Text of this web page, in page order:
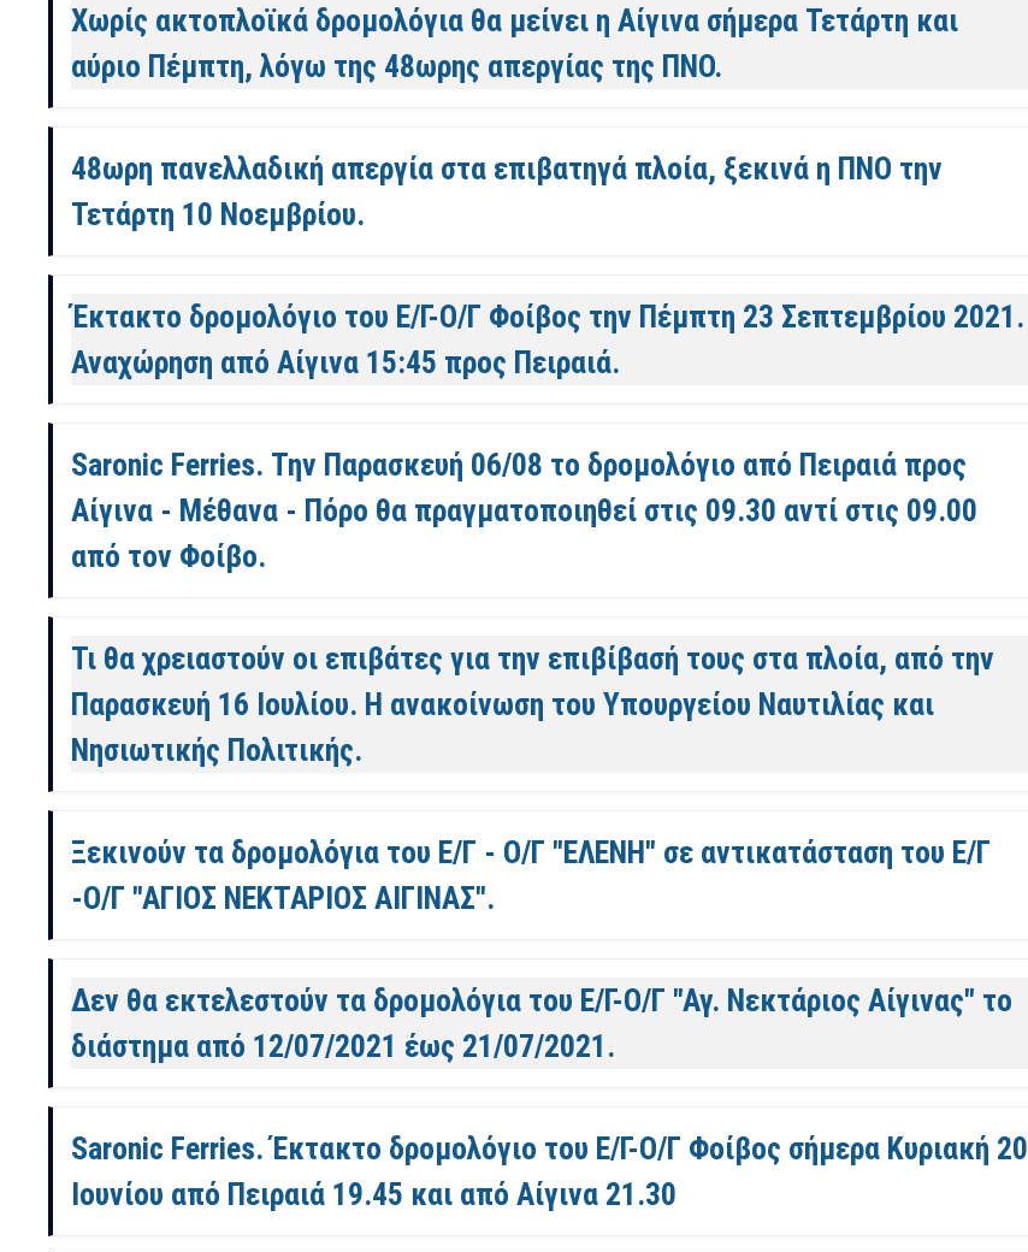
Χωρίς ακτοπλοϊκά δρομολόγια θα μείνει η Αίγινα σήμερα Τετάρτη και
αύριο Πέμπτη, λόγω της 48ωρης απεργίας της ΠΝΟ.
48ωρη πανελλαδική απεργία στα επιβατηγά πλοία, ξεκινά η ΠΝΟ την
Τετάρτη 10 Νοεμβρίου.
Έκτακτο δρομολόγιο του Ε/Γ-Ο/Γ Φοίβος την Πέμπτη 23 Σεπτεμβρίου 2021.
Αναχώρηση από Αίγινα 15:45 προς Πειραιά.
Saronic Ferries. Την Παρασκευή 06/08 το δρομολόγιο από Πειραιά προς
Αίγινα - Μέθανα - Πόρο θα πραγματοποιηθεί στις 09.30 αντί στις 09.00
από τον Φοίβο.
Τι θα χρειαστούν οι επιβάτες για την επιβίβασή τους στα πλοία, από την
Παρασκευή 16 Ιουλίου. Η ανακοίνωση του Υπουργείου Ναυτιλίας και
Νησιωτικής Πολιτικής.
Ξεκινούν τα δρομολόγια του Ε/Γ - Ο/Γ "ΕΛΕΝΗ" σε αντικατάσταση του Ε/Γ
-Ο/Γ "ΑΓΙΟΣ ΝΕΚΤΑΡΙΟΣ ΑΙΓΙΝΑΣ".
Δεν θα εκτελεστούν τα δρομολόγια του Ε/Γ-Ο/Γ "Αγ. Νεκτάριος Αίγινας" το
διάστημα από 12/07/2021 έως 21/07/2021.
Saronic Ferries. Έκτακτο δρομολόγιο του Ε/Γ-Ο/Γ Φοίβος σήμερα Κυριακή 20
Ιουνίου από Πειραιά 19.45 και από Αίγινα 21.30